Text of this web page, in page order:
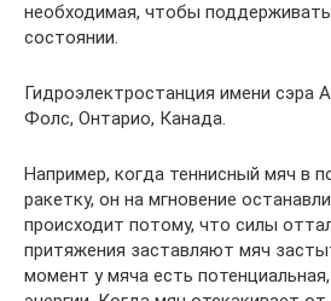
необходимая, чтобы
состоянии.
Гидроэлектростанция имени сэра
Фолс, Онтарио, Канада.
Например, когда теннисный мяч в
ракетку, он на мгновение
происходит потому, что силы
притяжения заставляют мяч
момент у мяча есть